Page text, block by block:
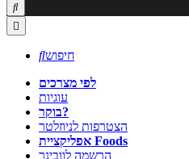


חיפוש
לפי מצרכים
עוגיות
בוקר?
הצטרפות לניוזלטר
אפליקציית Foods
הרשמה לוובינר